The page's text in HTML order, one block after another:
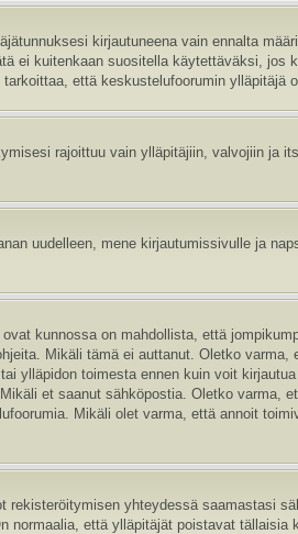
kirjautuneena vain ennalta
ei kuitenkaan suositella käytettäväksi, jos
että keskustelufoorumin ylläpitäjä
rajoittuu vain ylläpitäjiin, valvojiin ja
uudelleen, mene kirjautumissivulle ja
kunnossa on mahdollista, että
Mikäli tämä ei auttanut. Oletko
ylläpidon toimesta ennen kuin voit
et saanut sähköpostia. Oletko varma,
Mikäli olet varma, että annoit
yhteydessä saamastasi
että ylläpitäjät poistavat tällaisia